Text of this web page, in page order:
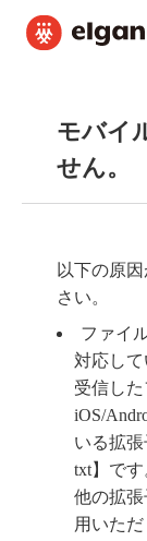
モバイ
せん。
以下の原
さい。
ファイ
対応し
受信し
iOS/
いる拡張
txt】です
他の拡張
用いた